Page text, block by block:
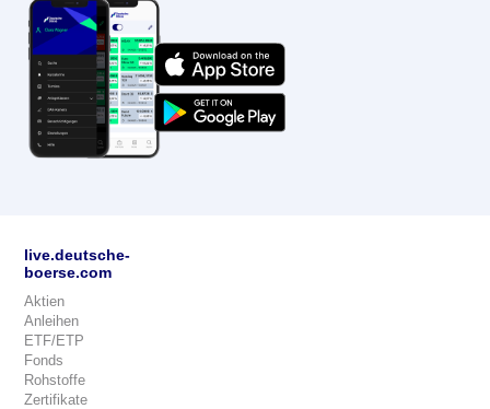
live.deutsche-
boerse.com
Aktien
Anleihen
ETF/ETP
Fonds
Rohstoffe
Zertifikate